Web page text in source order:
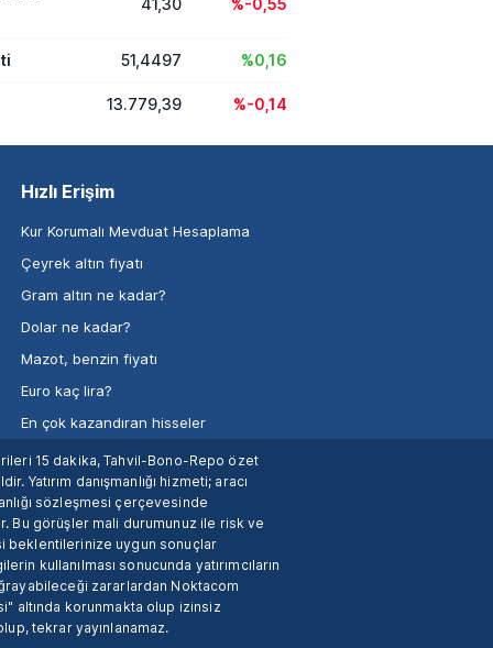
41,30 %-0,55
51,4497 %0,16
13.779,39 %-0,14
Hızlı Erişim
Kur Korumalı Mevduat Hesaplama
Çeyrek altın fiyatı
Gram altın ne kadar?
Dolar ne kadar?
Mazot, benzin fiyatı
Euro kaç lira?
En çok kazandıran hisseler
15 dakika, Tahvil-Bono-Repo özet
Yatırım danışmanlığı hizmeti; aracı
sözleşmesi çerçevesinde
Bu görüşler mali durumunuz ile risk ve
beklentilerinize uygun sonuçlar
kullanılması sonucunda yatırımcıların
zararlardan Noktacom
altında korunmakta olup izinsiz
tekrar yayınlanamaz.